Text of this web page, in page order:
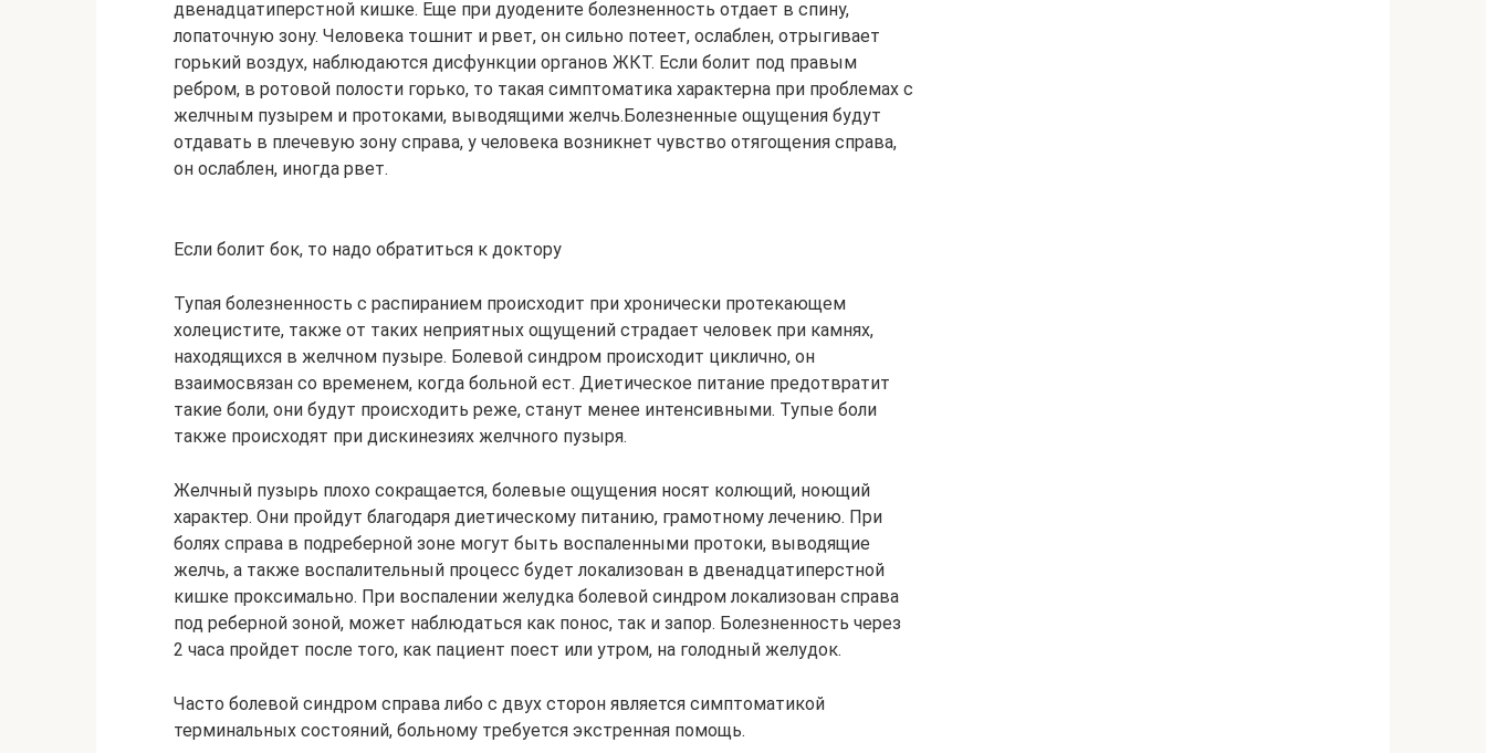
двенадцатиперстной кишке. Еще при дуодените болезненность отдает в спину,
лопаточную зону. Человека тошнит и рвет, он сильно потеет, ослаблен, отрыгивает
горький воздух, наблюдаются дисфункции органов ЖКТ. Если болит под правым
ребром, в ротовой полости горько, то такая симптоматика характерна при проблемах с
желчным пузырем и протоками, выводящими желчь.Болезненные ощущения будут
отдавать в плечевую зону справа, у человека возникнет чувство отягощения справа,
он ослаблен, иногда рвет.
Если болит бок, то надо обратиться к доктору
Тупая болезненность с распиранием происходит при хронически протекающем
холецистите, также от таких неприятных ощущений страдает человек при камнях,
находящихся в желчном пузыре. Болевой синдром происходит циклично, он
взаимосвязан со временем, когда больной ест. Диетическое питание предотвратит
такие боли, они будут происходить реже, станут менее интенсивными. Тупые боли
также происходят при дискинезиях желчного пузыря.
Желчный пузырь плохо сокращается, болевые ощущения носят колющий, ноющий
характер. Они пройдут благодаря диетическому питанию, грамотному лечению. При
болях справа в подреберной зоне могут быть воспаленными протоки, выводящие
желчь, а также воспалительный процесс будет локализован в двенадцатиперстной
кишке проксимально. При воспалении желудка болевой синдром локализован справа
под реберной зоной, может наблюдаться как понос, так и запор. Болезненность через
2 часа пройдет после того, как пациент поест или утром, на голодный желудок.
Часто болевой синдром справа либо с двух сторон является симптоматикой
терминальных состояний, больному требуется экстренная помощь.